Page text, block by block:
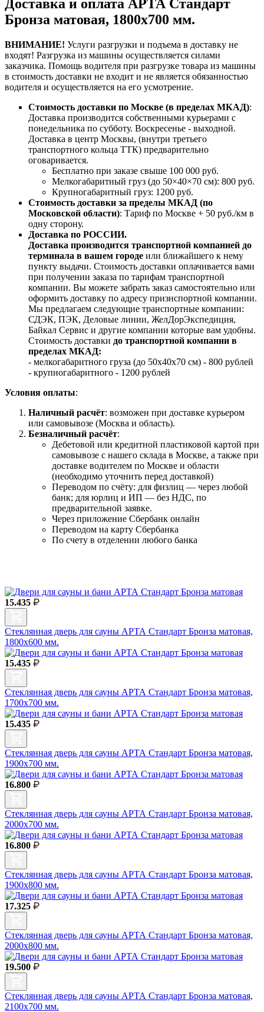
Доставка и оплата АРТА Стандарт
Бронза матовая, 1800х700 мм.
ВНИМАНИЕ! Услуги разгрузки и подъема в доставку не
входят! Разгрузка из машины осуществляется силами
заказчика. Помощь водителя при разгрузке товара из машины
в стоимость доставки не входит и не является обязанностью
водителя и осуществляется на его усмотрение.
Стоимость доставки по Москве (в пределах МКАД):
Доставка производится собственными курьерами с
понедельника по субботу. Воскресенье - выходной.
Доставка в центр Москвы, (внутри третьего
транспортного кольца ТТК) предварительно
оговаривается.
Бесплатно при заказе свыше 100 000 руб.
Мелкогабаритный груз (до 50×40×70 см): 800 руб.
Крупногабаритный груз: 1200 руб.
Стоимость доставки за пределы МКАД (по
Московской области): Тариф по Москве + 50 руб./км в
одну сторону.
Доставка по РОССИИ.
Доставка производится транспортной компанией до
терминала в вашем городе или ближайшего к нему
пункту выдачи. Стоимость доставки оплачивается вами
при получении заказа по тарифам транспортной
компании. Вы можете забрать заказ самостоятельно или
оформить доставку по адресу признспортной компании.
Мы предлагаем следующие транспортные компании:
СДЭК, ПЭК, Деловые линии, ЖелДорЭкспедиция,
Байкал Сервис и другие компании которые вам удобны.
Стоимость доставки до транспортной компании в
пределах МКАД:
- мелкогабаритного груза (до 50х40х70 см) - 800 рублей
- крупногабаритного - 1200 рублей
Условия оплаты:
Наличный расчёт: возможен при доставке курьером
или самовывозе (Москва и область).
Безналичный расчёт:
Дебетовой или кредитной пластиковой картой при
самовывозе с нашего склада в Москве, а также при
доставке водителем по Москве и области
(необходимо уточнить перед доставкой)
Переводом по счёту: для физлиц — через любой
банк; для юрлиц и ИП — без НДС, по
предварительной заявке.
Через приложение Сбербанк онлайн
Переводом на карту Сбербанка
По счету в отделении любого банка
15.435
Стеклянная дверь для сауны АРТА Стандарт Бронза матовая,
1800х600 мм.
15.435
Стеклянная дверь для сауны АРТА Стандарт Бронза матовая,
1700х700 мм.
15.435
Стеклянная дверь для сауны АРТА Стандарт Бронза матовая,
1900х700 мм.
16.800
Стеклянная дверь для сауны АРТА Стандарт Бронза матовая,
2000х700 мм.
16.800
Стеклянная дверь для сауны АРТА Стандарт Бронза матовая,
1900х800 мм.
17.325
Стеклянная дверь для сауны АРТА Стандарт Бронза матовая,
2000х800 мм.
19.500
Стеклянная дверь для сауны АРТА Стандарт Бронза матовая,
2100х700 мм.